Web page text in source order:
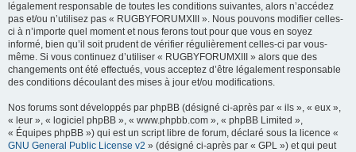
légalement responsable de toutes les conditions suivantes, alors n’accédez
pas et/ou n’utilisez pas « RUGBYFORUMXIII ». Nous pouvons modifier celles-
ci à n’importe quel moment et nous ferons tout pour que vous en soyez
informé, bien qu’il soit prudent de vérifier régulièrement celles-ci par vous-
même. Si vous continuez d’utiliser « RUGBYFORUMXIII » alors que des
changements ont été effectués, vous acceptez d’être légalement responsable
des conditions découlant des mises à jour et/ou modifications.
Nos forums sont développés par phpBB (désigné ci-après par « ils », « eux »,
« leur », « logiciel phpBB », « www.phpbb.com », « phpBB Limited »,
« Équipes phpBB ») qui est un script libre de forum, déclaré sous la licence «
GNU General Public License v2 » (désigné ci-après par « GPL ») et qui peut